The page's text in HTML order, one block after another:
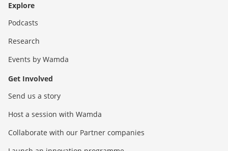
Explore
Podcasts
Research
Events by Wamda
Get Involved
Send us a story
Host a session with Wamda
Collaborate with our Partner companies